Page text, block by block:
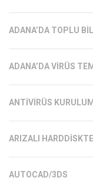
ADANA’DA TOPLU
ADANA’DA VIRÜS
ANTIVIRÜS
ARIZALI
AUTOCAD/3DS